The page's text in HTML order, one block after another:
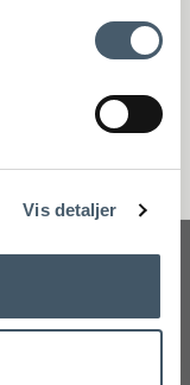
Vis detaljer